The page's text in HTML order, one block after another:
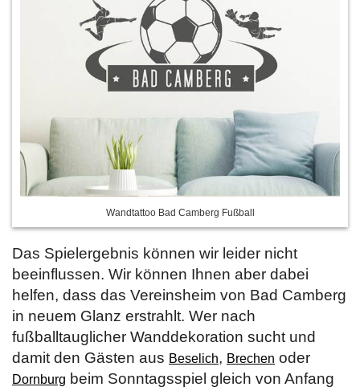
Wandtattoo Bad Camberg Fußball
Das Spielergebnis können wir leider nicht
beeinflussen. Wir können Ihnen aber dabei
helfen, dass das Vereinsheim von Bad Camberg
in neuem Glanz erstrahlt. Wer nach
fußballtauglicher Wanddekoration sucht und
damit den Gästen aus Beselich, Brechen oder
Dornburg beim Sonntagsspiel gleich von Anfang